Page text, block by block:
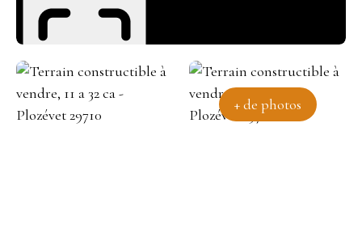
+ de photos